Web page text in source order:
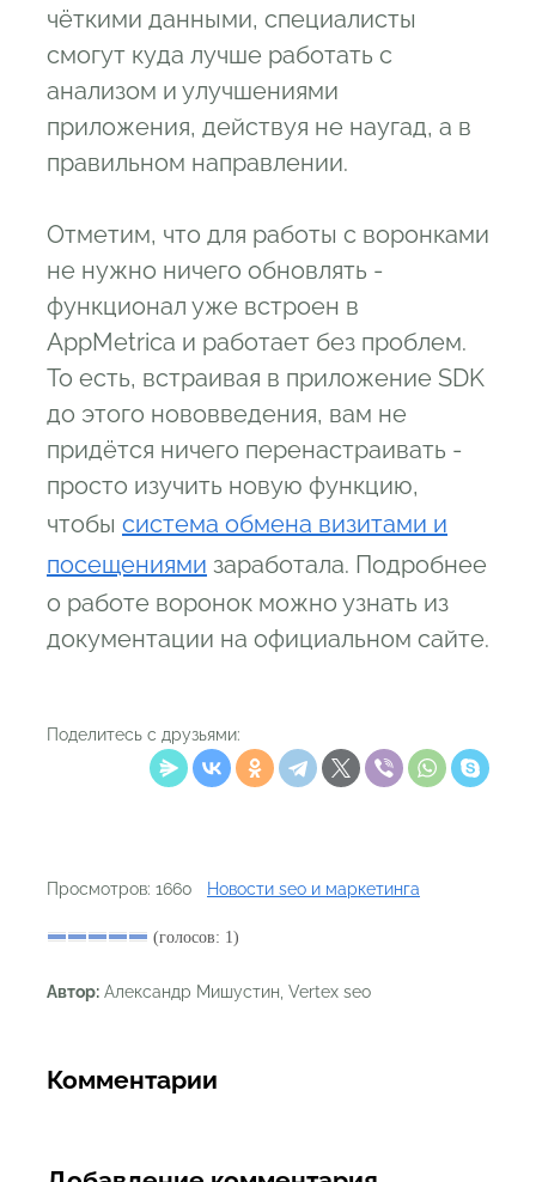
чёткими данными, специалисты
смогут куда лучше работать с
анализом и улучшениями
приложения, действуя не наугад, а в
правильном направлении.
Отметим, что для работы с воронками
не нужно ничего обновлять -
функционал уже встроен в
AppMetrica и работает без проблем.
То есть, встраивая в приложение SDK
до этого нововведения, вам не
придётся ничего перенастраивать -
просто изучить новую функцию,
чтобы система обмена визитами и
посещениями заработала. Подробнее
о работе воронок можно узнать из
документации на официальном сайте.
Поделитесь с друзьями:
Просмотров: 1660 Новости seo и маркетинга
(голосов: 1)
Автор: Александр Мишустин, Vertex seo
Комментарии